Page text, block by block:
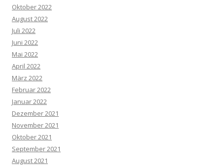
Oktober 2022
August 2022
Juli 2022
Juni 2022
Mai 2022
April 2022
März 2022
Februar 2022
Januar 2022
Dezember 2021
November 2021
Oktober 2021
September 2021
August 2021